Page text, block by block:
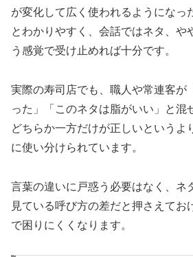
が変化して広く使われるようになっ
とわかりやすく、会話ではネタ、や
う感覚で受け止めれば十分です。
実際の寿司店でも、職人や常連客が
った」「このネタは脂がいい」と混
どちらか一方だけが正しいというよ
に使い分けられています。
言葉の違いに戸惑う必要はなく、ネ
見ている呼び方の差だと押さえてお
で困りにくくなります。